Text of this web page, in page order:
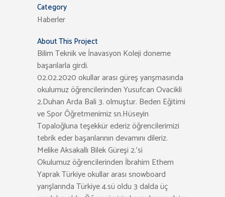
Category
Haberler
About This Project
Bilim Teknik ve İnavasyon Koleji doneme
başarılarla girdi.
02.02.2020 okullar arası güreş yarışmasında
okulumuz öğrencilerinden Yusufcan Ovacikli
2.Duhan Arda Bali 3. olmuştur. Beden Eğitimi
ve Spor Öğretmenimiz sn.Hüseyin
Topaloğluna teşekkür ederiz öğrencilerimizi
tebrik eder başarılarının devamını dileriz.
Melike Aksakallı Bilek Güreşi 2.’si
Okulumuz öğrencilerinden İbrahim Ethem
Yaprak Türkiye okullar arası snowboard
yarışlarında Türkiye 4.sü oldu 3 dalda üç